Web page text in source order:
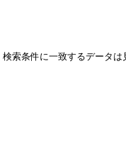
検索条件に一致するデータ